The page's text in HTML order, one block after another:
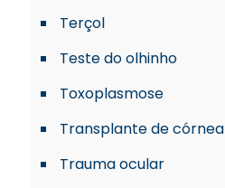
Terçol
Teste do olhinho
Toxoplasmose
Transplante de córnea
Trauma ocular